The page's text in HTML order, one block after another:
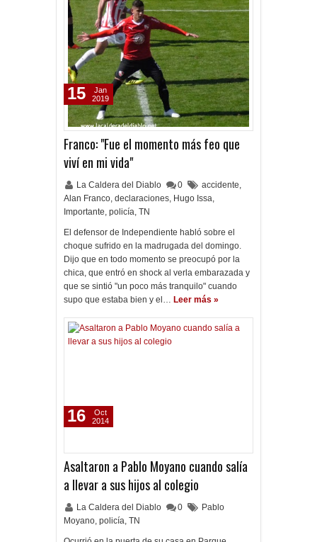
Franco: "Fue el momento más feo que
viví en mi vida"
La Caldera del Diablo 0 accidente,
Alan Franco, declaraciones, Hugo Issa,
Importante, policía, TN
El defensor de Independiente habló sobre el
choque sufrido en la madrugada del domingo.
Dijo que en todo momento se preocupó por la
chica, que entró en shock al verla embarazada y
que se sintió "un poco más tranquilo" cuando
supo que estaba bien y el… Leer más »
15
Jan
2019
Asaltaron a Pablo Moyano cuando salía
a llevar a sus hijos al colegio
La Caldera del Diablo 0
Pablo
Moyano, policía, TN
16
Oct
2014